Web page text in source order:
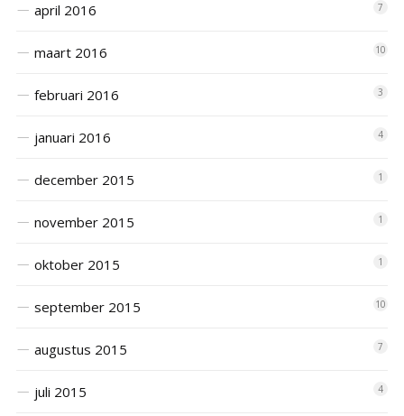
april 2016 7
maart 2016 10
februari 2016 3
januari 2016 4
december 2015 1
november 2015 1
oktober 2015 1
september 2015 10
augustus 2015 7
juli 2015 4